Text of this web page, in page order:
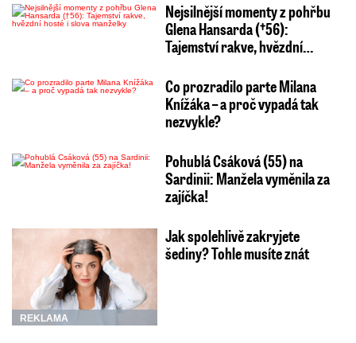
Nejsilnější momenty z pohřbu
Glena Hansarda (†56):
Tajemství rakve, hvězdní…
Co prozradilo parte Milana
Knížáka – a proč vypadá tak
nezvykle?
Pohublá Csáková (55) na
Sardinii: Manžela vyměnila za
zajíčka!
REKLAMA
Jak spolehlivě zakryjete
šediny? Tohle musíte znát